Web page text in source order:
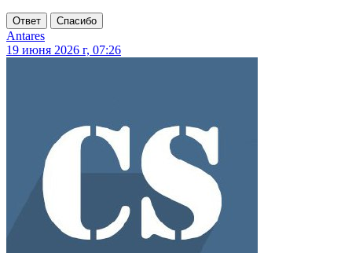
Ответ Спасибо
Antares
19 июня 2026 г, 07:26